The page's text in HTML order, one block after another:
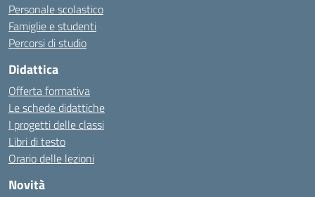
Personale scolastico
Famiglie e studenti
Percorsi di studio
Didattica
Offerta formativa
Le schede didattiche
I progetti delle classi
Libri di testo
Orario delle lezioni
Novità